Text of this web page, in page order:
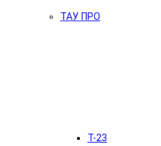
ТАУ ПРО
T-23